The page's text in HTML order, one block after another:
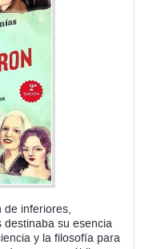
de inferiores,
destinaba su esencia
y la filosofía para